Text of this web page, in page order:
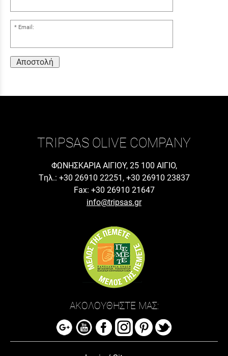
Email:
Αποστολή
TRIPSAS OLIVE COMPANY
ΦΩΝΗΣΚΑΡΙΑ ΑΙΓΙΟΥ, 25 100 ΑΙΓΙΟ,
Tηλ.: +30 26910 22251, +30 26910 23837
Fax: +30 26910 21647
info@tripsas.gr
ΑΚΟΛΟΥΘΗΣΤΕ ΜΑΣ: